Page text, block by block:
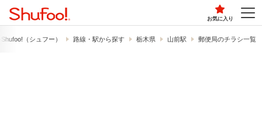
お気に入り
（シュフー） 路線・駅から探す 栃木県 山前駅 郵便局のチラシ一覧